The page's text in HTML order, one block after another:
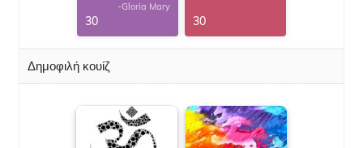
-Gloria Mary
30 30
Δημοφιλή κουίζ